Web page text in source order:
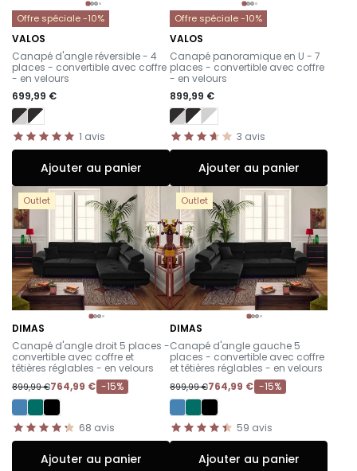
Offre spéciale -10%
VALOS
-
Canapé d'angle réversible - 4
places - convertible avec coffre
- en velours
699,99 €
1 avis
Ajouter au panier
Offre spéciale -10%
VALOS
-
Canapé panoramique en U - 7
places - convertible avec coffre
- en velours
899,99 €
3 avis
Ajouter au panier
Outlet
DIMAS
-
Canapé d'angle droit 5 places -
convertible avec coffre et
têtières réglables - en velours
899,99 €764,99 € -15%
68 avis
Ajouter au panier
Outlet
DIMAS
-
Canapé d'angle gauche 5
places - convertible avec coffre
et têtières réglables - en velours
899,99 €764,99 € -15%
59 avis
Ajouter au panier